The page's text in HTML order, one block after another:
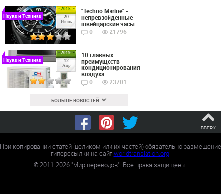
2015
20
Июль
Наука и Техника
"Techno Marine" -
непревзойденные
швейцарские часы
0
21796
2019
12
Апр
Наука и Техника
10 главных
преимуществ
кондиционирования
воздуха
0
23701
БОЛЬШЕ НОВОСТЕЙ
ВВЕРХ
При копировании статей (целиком или их частей) обязательно размещение
гиперссылки на сайтworldtranslation.org.
©2011-2026 "Мир переводов". Все права защищены.